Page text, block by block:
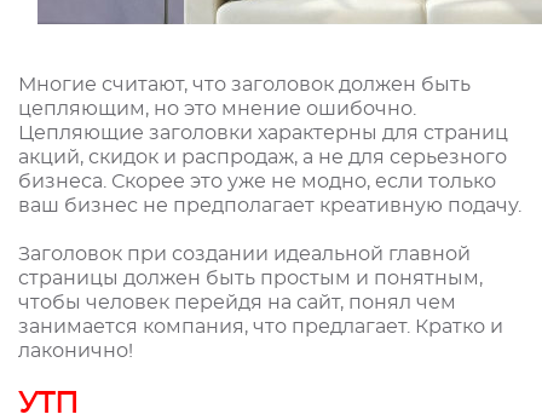
Многие считают, что заголовок должен быть
цепляющим, но это мнение ошибочно.
Цепляющие заголовки характерны для страниц
акций, скидок и распродаж, а не для серьезного
бизнеса. Скорее это уже не модно, если только
ваш бизнес не предполагает креативную подачу.
Заголовок при создании идеальной главной
страницы должен быть простым и понятным,
чтобы человек перейдя на сайт, понял чем
занимается компания, что предлагает. Кратко и
лаконично!
УТП